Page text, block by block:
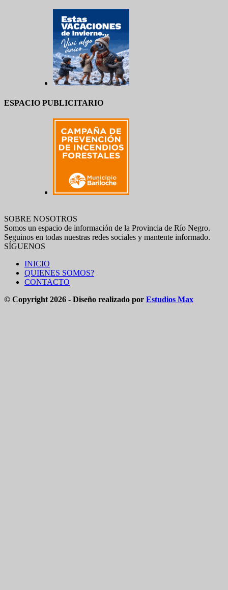
ESPACIO PUBLICITARIO
SOBRE NOSOTROS
Somos un espacio de información de la Provincia de Río Negro.
Seguinos en todas nuestras redes sociales y mantente informado.
SÍGUENOS
INICIO
QUIENES SOMOS?
CONTACTO
© Copyright 2026 - Diseño realizado por Estudios Max